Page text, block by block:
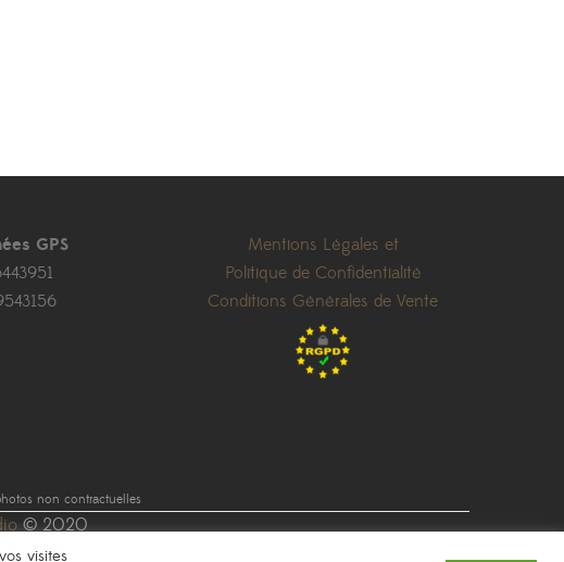
GPS
Mentions Légales et
Politique de Confidentialité
Conditions Générales de Vente
non contractuelles
© 2020
visites